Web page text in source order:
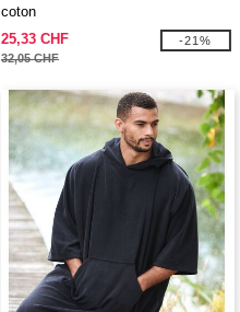
coton
25,33 CHF
32,05 CHF
-21%